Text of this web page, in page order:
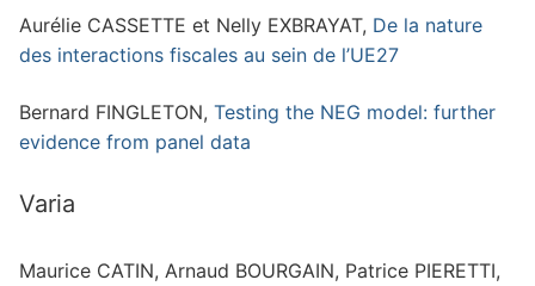
Aurélie CASSETTE et Nelly EXBRAYAT, De la nature
des interactions fiscales au sein de l’UE27
Bernard FINGLETON, Testing the NEG model: further
evidence from panel data
Varia
Maurice CATIN, Arnaud BOURGAIN, Patrice PIERETTI,